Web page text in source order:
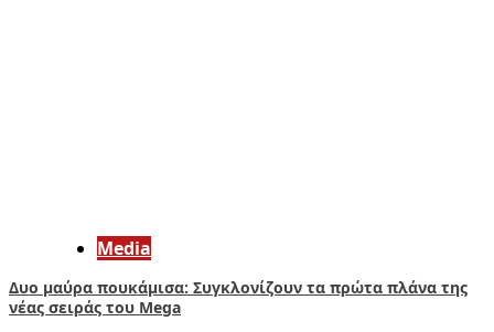
Media
Δυο μαύρα πουκάμισα: Συγκλονίζουν τα πρώτα πλάνα της
νέας σειράς του Mega